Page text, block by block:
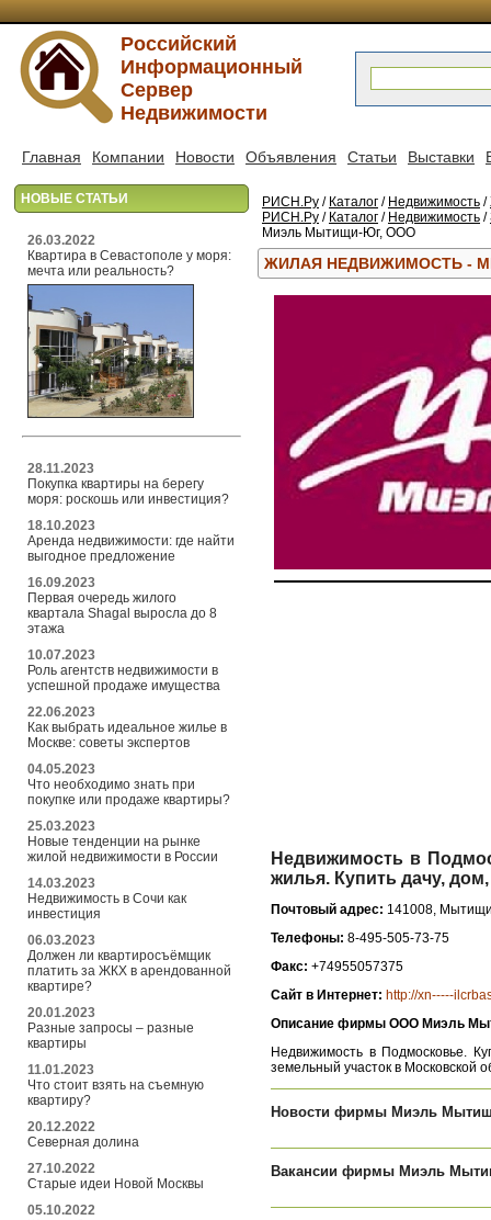
Российский
Информационный
Сервер
Недвижимости
Главная Компании Новости Объявления Статьи Выставки
НОВЫЕ СТАТЬИ
26.03.2022
Квартира в Севастополе у моря:
мечта или реальность?
28.11.2023
Покупка квартиры на берегу
моря: роскошь или инвестиция?
18.10.2023
Аренда недвижимости: где найти
выгодное предложение
16.09.2023
Первая очередь жилого
квартала Shagal выросла до 8
этажа
10.07.2023
Роль агентств недвижимости в
успешной продаже имущества
22.06.2023
Как выбрать идеальное жилье в
Москве: советы экспертов
04.05.2023
Что необходимо знать при
покупке или продаже квартиры?
25.03.2023
Новые тенденции на рынке
жилой недвижимости в России
14.03.2023
Недвижимость в Сочи как
инвестиция
06.03.2023
Должен ли квартиросъёмщик
платить за ЖКХ в арендованной
квартире?
20.01.2023
Разные запросы – разные
квартиры
11.01.2023
Что стоит взять на съемную
квартиру?
20.12.2022
Северная долина
27.10.2022
Старые идеи Новой Москвы
05.10.2022
РИСН.Ру / Каталог / Недвижимость /
РИСН.Ру / Каталог / Недвижимость /
Миэль Мытищи-Юг, ООО
ЖИЛАЯ НЕДВИЖИМОСТЬ -
Недвижимость в
жилья. Купить дачу,
Почтовый адрес: 141008,
Телефоны: 8-495-505-73-75
Факс: +74955057375
Сайт в Интернет: http://xn-----
Описание фирмы ООО Миэль
Недвижимость в Подмосковье.
земельный участок в Московской
Новости фирмы Миэль
Вакансии фирмы Миэль